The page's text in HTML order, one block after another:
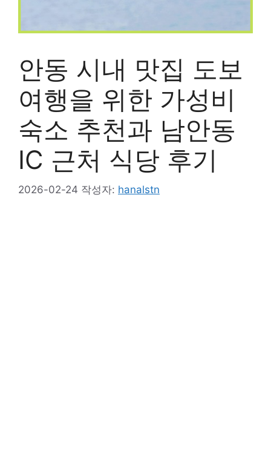
안동 시내 맛집 도보
여행을 위한 가성비
숙소 추천과 남안동
IC 근처 식당 후기
2026-02-24 작성자: hanalstn